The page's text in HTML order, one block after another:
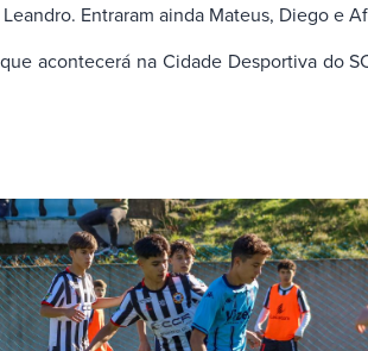
Entraram ainda Mateus, Diego e
acontecerá na Cidade Desportiva do